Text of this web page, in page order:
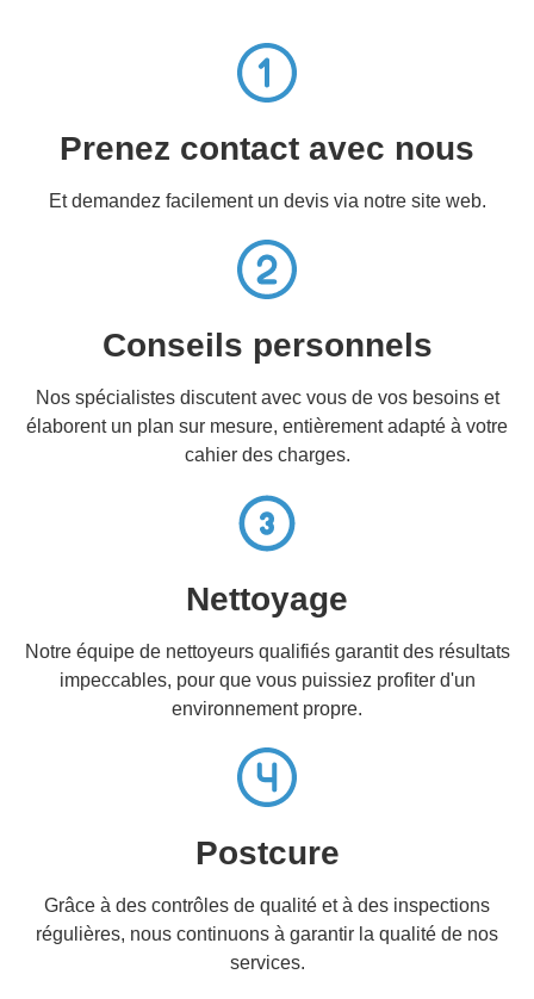
Prenez contact avec nous
Et demandez facilement un devis via notre site web.
Conseils personnels
Nos spécialistes discutent avec vous de vos besoins et
élaborent un plan sur mesure, entièrement adapté à votre
cahier des charges.
Nettoyage
Notre équipe de nettoyeurs qualifiés garantit des résultats
impeccables, pour que vous puissiez profiter d'un
environnement propre.
Postcure
Grâce à des contrôles de qualité et à des inspections
régulières, nous continuons à garantir la qualité de nos
services.